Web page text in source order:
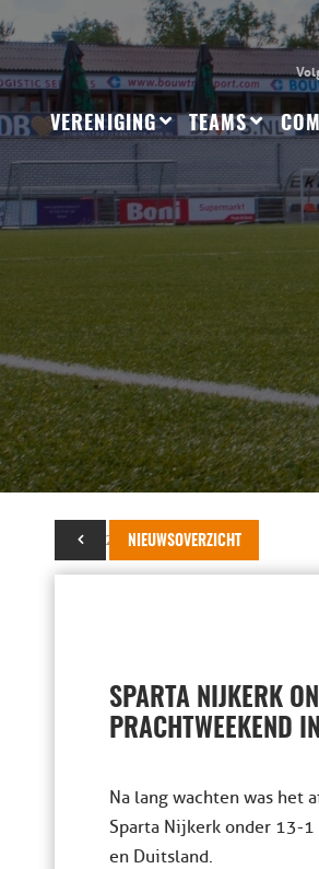
VERENIGING TEAMS
NIEUWSOVERZICHT
04 juni 2019
SPARTA NIJKERK
PRACHTWEEKEND
Na lang wachten was het
Sparta Nijkerk onder 13-
en Duitsland.